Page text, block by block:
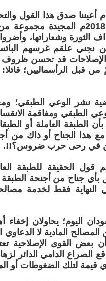
أعيننا صدق هذا القول
بعد انتصار ثورة 19 ديسمبر
وشعاراتها،
علقم غرسهم
الإصلاحات قد تحسن
من قبل الرأسماليين؛
نشر الوعي الطبقي؛
الطبقي ومفاقمة
بأن الطبقة العاملة أو
مع هذا الجناح أو ذاك من
في رحى حرب ضروس؟!!.
قول الحقيقة للطبقة
بأي جناح من أجنحة
النهاية فقط لخدمة
اليوم؛ يحاولان إخفاء
المصالح المادية لا
القوى الإصلاحية
الصراع الدامي الدائر
قيمة لتلك الضغوطات أو